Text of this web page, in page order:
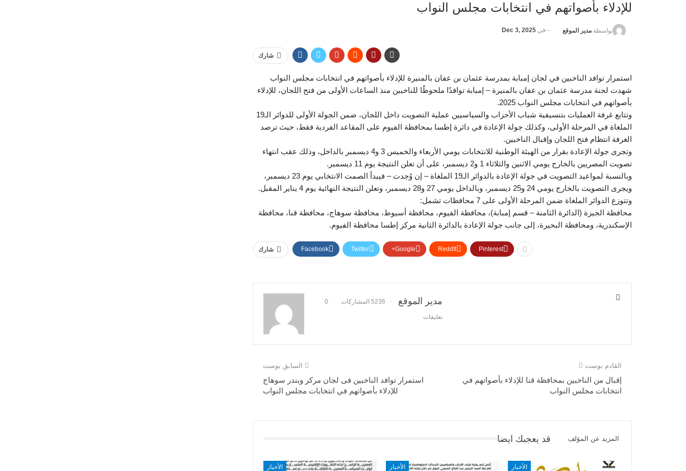
للإدلاء بأصواتهم في انتخابات مجلس النواب
بواسطة مدير الموقع في Dec 3, 2025
شارك
استمرار توافد الناخبين في لجان إمبابة بمدرسة عثمان بن عفان بالمنيرة للإدلاء بأصواتهم في انتخابات مجلس النواب
شهدت لجنة مدرسة عثمان بن عفان بالمنيرة – إمبابة توافدًا ملحوظًا للناخبين منذ الساعات الأولى من فتح اللجان، للإدلاء
بأصواتهم في انتخابات مجلس النواب 2025.
وتتابع غرفة العمليات بتنسيقية شباب الأحزاب والسياسيين عملية التصويت داخل اللجان، ضمن الجولة الأولى للدوائر الـ19
الملغاة في المرحلة الأولى، وكذلك جولة الإعادة في دائرة إطسا بمحافظة الفيوم على المقاعد الفردية فقط، حيث ترصد
الغرفة انتظام فتح اللجان وإقبال الناخبين.
وتجرى جولة الإعادة بقرار من الهيئة الوطنية للانتخابات يومي الأربعاء والخميس 3 و4 ديسمبر بالداخل، وذلك عقب انتهاء
تصويت المصريين بالخارج يومي الاثنين والثلاثاء 1 و2 ديسمبر، على أن تعلن النتيجة يوم 11 ديسمبر.
وبالنسبة لمواعيد التصويت في جولة الإعادة بالدوائر الـ19 الملغاة – إن وُجدت – فيبدأ الصمت الانتخابي يوم 23 ديسمبر،
ويجرى التصويت بالخارج يومي 24 و25 ديسمبر، وبالداخل يومي 27 و28 ديسمبر، وتعلن النتيجة النهائية يوم 4 يناير المقبل.
وتتوزع الدوائر الملغاة ضمن المرحلة الأولى على 7 محافظات تشمل:
محافظة الجيزة (الدائرة الثامنة – قسم إمبابة)، محافظة الفيوم، محافظة أسيوط، محافظة سوهاج، محافظة قنا، محافظة
الإسكندرية، ومحافظة البحيرة، إلى جانب جولة الإعادة بالدائرة الثانية مركز إطسا محافظة الفيوم.
شارك Facebook Twitter Google+ ReddIt Pinterest
مدير الموقع 5236 المشاركات 0
تعليقات
السابق بوست
استمرار توافد الناخبين فى لجان مركز وبندر سوهاج
للإدلاء بأصواتهم في انتخابات مجلس النواب
القادم بوست
إقبال من الناخبين بمحافظة قنا للإدلاء بأصواتهم في
انتخابات مجلس النواب
قد يعجبك ايضا المزيد عن المؤلف
الأخبار الأخبار الأخبار